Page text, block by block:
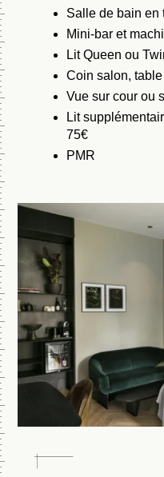
Salle de bain en
Mini-bar et
Lit Queen ou
Coin salon,
Vue sur cour ou
Lit
75€
PMR